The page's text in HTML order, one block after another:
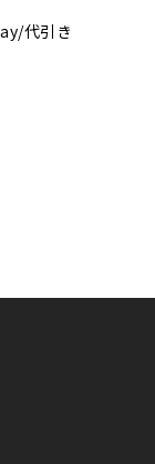
代引き